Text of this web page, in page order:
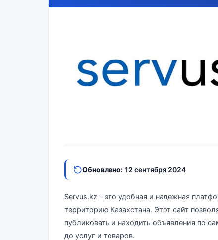
Обновлено: 12 сентября 2024
Servus.kz – это удобная и надежная
территорию Казахстана. Этот сайт
публиковать и находить объявления по
до услуг и товаров.